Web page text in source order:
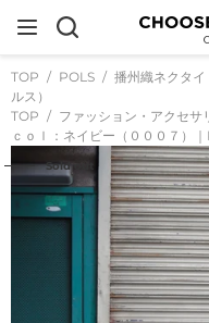
す
TOP POLS
播州織ネクタ
ルス）
TOP
ファッション・アクセサ
ｃｏｌ：ネイビー（０００７）｜
Sold out